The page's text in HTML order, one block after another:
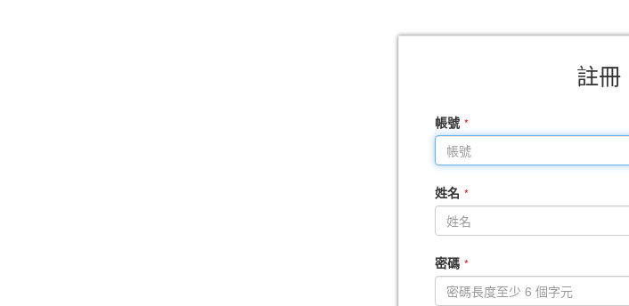
註冊
帳號
姓名
密碼